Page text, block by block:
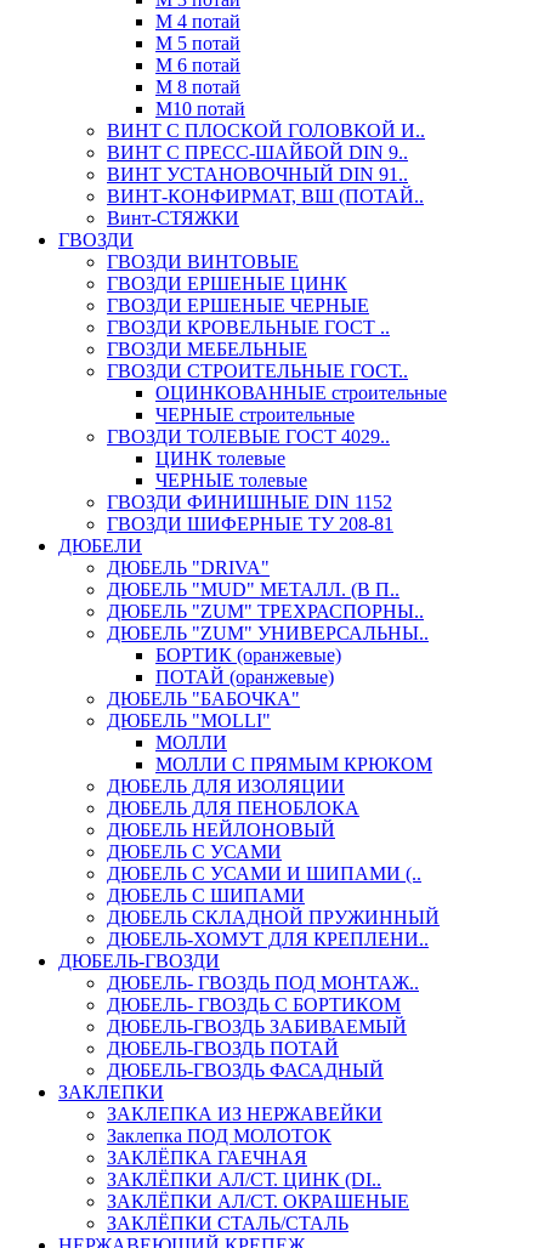
М 4 потай
М 5 потай
М 6 потай
М 8 потай
М10 потай
ВИНТ С ПЛОСКОЙ ГОЛОВКОЙ И..
ВИНТ С ПРЕСС-ШАЙБОЙ DIN 9..
ВИНТ УСТАНОВОЧНЫЙ DIN 91..
ВИНТ-КОНФИРМАТ, ВШ (ПОТАЙ..
Винт-СТЯЖКИ
ГВОЗДИ
ГВОЗДИ ВИНТОВЫЕ
ГВОЗДИ ЕРШЕНЫЕ ЦИНК
ГВОЗДИ ЕРШЕНЫЕ ЧЕРНЫЕ
ГВОЗДИ КРОВЕЛЬНЫЕ ГОСТ ..
ГВОЗДИ МЕБЕЛЬНЫЕ
ГВОЗДИ СТРОИТЕЛЬНЫЕ ГОСТ..
ОЦИНКОВАННЫЕ строительные
ЧЕРНЫЕ строительные
ГВОЗДИ ТОЛЕВЫЕ ГОСТ 4029..
ЦИНК толевые
ЧЕРНЫЕ толевые
ГВОЗДИ ФИНИШНЫЕ DIN 1152
ГВОЗДИ ШИФЕРНЫЕ ТУ 208-81
ДЮБЕЛИ
ДЮБЕЛЬ "DRIVA"
ДЮБЕЛЬ "MUD" МЕТАЛЛ. (В П..
ДЮБЕЛЬ "ZUM" ТРЕХРАСПОРНЫ..
ДЮБЕЛЬ "ZUM" УНИВЕРСАЛЬНЫ..
БОРТИК (оранжевые)
ПОТАЙ (оранжевые)
ДЮБЕЛЬ "БАБОЧКА"
ДЮБЕЛЬ "МOLLI"
МОЛЛИ
МОЛЛИ С ПРЯМЫМ КРЮКОМ
ДЮБЕЛЬ ДЛЯ ИЗОЛЯЦИИ
ДЮБЕЛЬ ДЛЯ ПЕНОБЛОКА
ДЮБЕЛЬ НЕЙЛОНОВЫЙ
ДЮБЕЛЬ С УСАМИ
ДЮБЕЛЬ С УСАМИ И ШИПАМИ (..
ДЮБЕЛЬ С ШИПАМИ
ДЮБЕЛЬ СКЛАДНОЙ ПРУЖИННЫЙ
ДЮБЕЛЬ-ХОМУТ ДЛЯ КРЕПЛЕНИ..
ДЮБЕЛЬ-ГВОЗДИ
ДЮБЕЛЬ- ГВОЗДЬ ПОД МОНТАЖ..
ДЮБЕЛЬ- ГВОЗДЬ С БОРТИКОМ
ДЮБЕЛЬ-ГВОЗДЬ ЗАБИВАЕМЫЙ
ДЮБЕЛЬ-ГВОЗДЬ ПОТАЙ
ДЮБЕЛЬ-ГВОЗДЬ ФАСАДНЫЙ
ЗАКЛЕПКИ
ЗАКЛЕПКА ИЗ НЕРЖАВЕЙКИ
Заклепка ПОД МОЛОТОК
ЗАКЛЁПКА ГАЕЧНАЯ
ЗАКЛЁПКИ АЛ/СТ. ЦИНК (DI..
ЗАКЛЁПКИ АЛ/СТ. ОКРАШЕНЫЕ
ЗАКЛЁПКИ СТАЛЬ/СТАЛЬ